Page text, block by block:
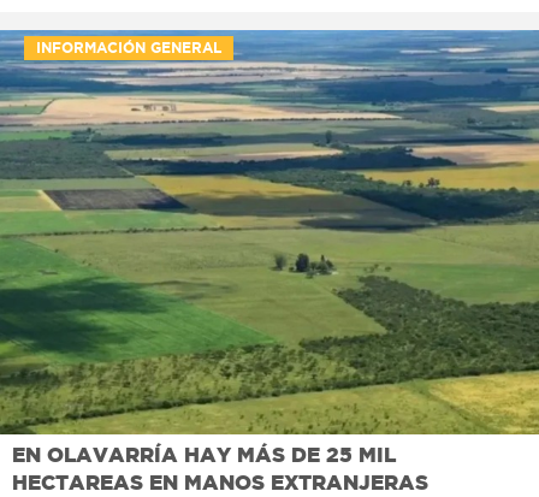
INFORMACIÓN GENERAL
EN OLAVARRÍA HAY MÁS DE 25 MIL
HECTAREAS EN MANOS EXTRANJERAS